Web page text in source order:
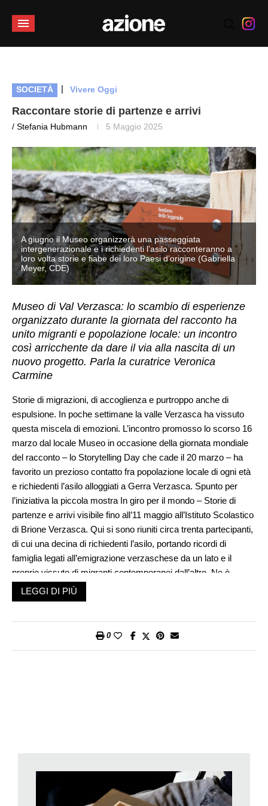
SOCIETÀ | Vivere Oggi
Raccontare storie di partenze e arrivi
/ Stefania Hubmann 5 Maggio 2025
A giugno il Museo organizzerà una passeggiata
intergenerazionale e i richiedenti l’asilo racconteranno a
loro volta storie e fiabe dei loro Paesi d’origine (Gabriella
Meyer, CDE)
Museo di Val Verzasca: lo scambio di esperienze
organizzato durante la giornata del racconto ha
unito migranti e popolazione locale: un incontro
così arricchente da dare il via alla nascita di un
nuovo progetto. Parla la curatrice Veronica
Carmine
Storie di migrazioni, di accoglienza e purtroppo anche di
espulsione. In poche settimane la valle Verzasca ha vissuto
questa miscela di emozioni. L’incontro promosso lo scorso 16
marzo dal locale Museo in occasione della giornata mondiale
del racconto – lo Storytelling Day che cade il 20 marzo – ha
favorito un prezioso contatto fra popolazione locale di ogni età
e richiedenti l’asilo alloggiati a Gerra Verzasca. Spunto per
l’iniziativa la piccola mostra In giro per il mondo – Storie di
partenze e arrivi visibile fino all’11 maggio all’Istituto Scolastico
di Brione Verzasca. Qui si sono riuniti circa trenta partecipanti,
di cui una decina di richiedenti l’asilo, portando ricordi di
famiglia legati all’emigrazione verzaschese da un lato e il
proprio vissuto di migranti contemporanei dall’altro. Ne è
seguita una relazione a livello del Gruppo maglia e da
sviluppare con altre attività ancora da definire. Fra i
e in grado di esprimersi piuttosto bene in italiano. Il suo destino
esperienze avvenuto durante la giornata del racconto ha unito
persone che abitano il medesimo territorio per tradizione o
passaggio. Le rispettive radici affondano quindi nella valle
LEGGI DI PIÙ
0